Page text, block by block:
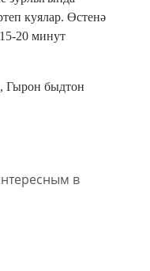
куялар. Өстенә
20 минут
Гырон быдтон
в